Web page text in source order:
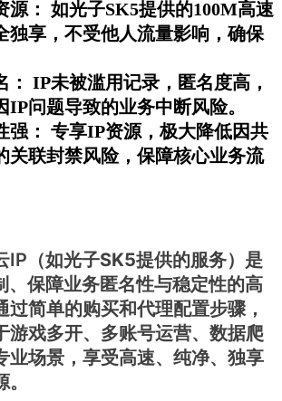
源： 如光子SK5提供的100M高速
独享，不受他人流量影响，确保
： IP未被滥用记录，匿名度高，
IP问题导致的业务中断风险。
强： 专享IP资源，极大降低因共
关联封禁风险，保障核心业务流
IP （如光子SK5提供的服务）是
、保障业务匿名性与稳定性的高
过简单的购买和代理配置步骤，
游戏多开、多账号运营、数据爬
业场景，享受高速、纯净、独享